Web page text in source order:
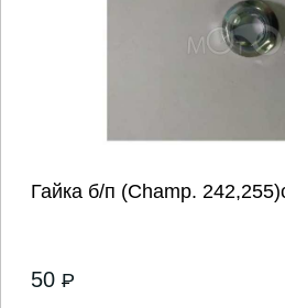
Гайка б/п (Champ.
50 P